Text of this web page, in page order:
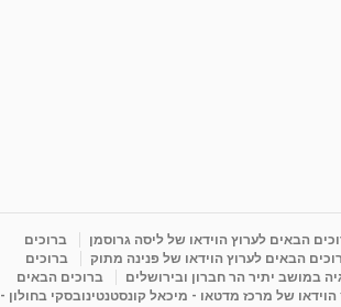
הבאים לערוץ הוידאו של ליסה גרוסמן
ברוכים
הבאים לערוץ הוידאו של פנינה מתוק
ברוכים
במושב יתיר הר חברון ובירושלים
ברוכים הבאים
של מרכז מדטאו - מיכאל קונסטנטינובסקי בחולון -